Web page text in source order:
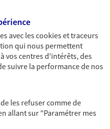
vous avec notre
vos proches en cas
en optant pour les
totale de travail,
avec lescookies et traceurs
qui nous permettent
vos centres d'intérêts, des
suivre la performance de nos
les refuser comme de
allant sur "Paramétrer mes